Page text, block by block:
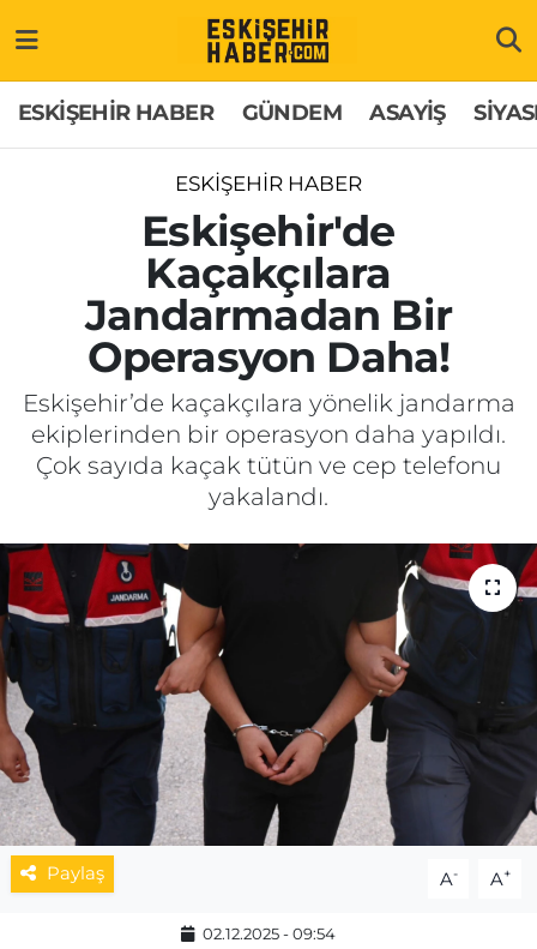
ESKİŞEHİR HABER GÜNDEM ASAYİŞ
ESKİŞEHİR HABER
Eskişehir'de
Kaçakçılara
Jandarmadan Bir
Operasyon Daha!
Eskişehir’de kaçakçılara yönelik jandarma
ekiplerinden bir operasyon daha yapıldı.
Çok sayıda kaçak tütün ve cep telefonu
yakalandı.
Paylaş A- A+
02.12.2025 - 09:54
GÜNDEM
ASAYİŞ
SİYASET
EKONOMİ
SAĞLIK
EĞİTİM
MAGAZİN
ESKİŞEHİRSPOR
Hakkımızda
İletişim
Odunpazarı Trafik Yoğunluk Haritası
Süper Lig Puan Durumu ve Fikstür
Tüm Manşetler
Son Dakika Haberleri
Haber Arşivi